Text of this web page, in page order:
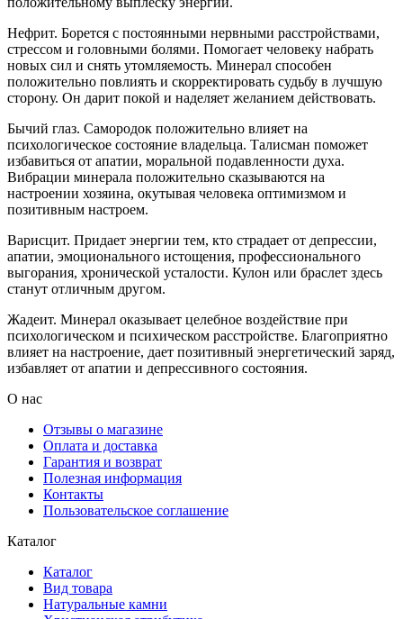
Нефрит. Борется с постоянными нервными расстройствами,
стрессом и головными болями. Помогает человеку набрать
новых сил и снять утомляемость. Минерал способен
положительно повлиять и скорректировать судьбу в лучшую
сторону. Он дарит покой и наделяет желанием действовать.
Бычий глаз. Самородок положительно влияет на
психологическое состояние владельца. Талисман поможет
избавиться от апатии, моральной подавленности духа.
Вибрации минерала положительно сказываются на
настроении хозяина, окутывая человека оптимизмом и
позитивным настроем.
Варисцит. Придает энергии тем, кто страдает от депрессии,
апатии, эмоционального истощения, профессионального
выгорания, хронической усталости. Кулон или браслет здесь
станут отличным другом.
Жадеит. Минерал оказывает целебное воздействие при
психологическом и психическом расстройстве. Благоприятно
влияет на настроение, дает позитивный энергетический заряд,
избавляет от апатии и депрессивного состояния.
О нас
Отзывы о магазине
Оплата и доставка
Гарантия и возврат
Полезная информация
Контакты
Пользовательское соглашение
Каталог
Каталог
Вид товара
Натуральные камни